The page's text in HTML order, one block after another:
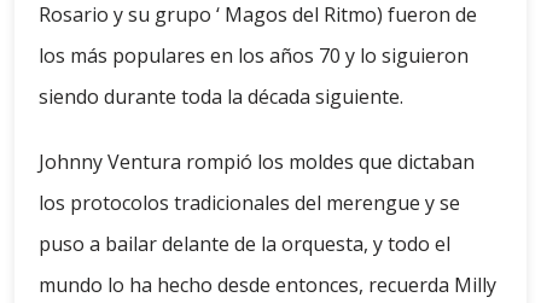
Rosario y su grupo ‘ Magos del Ritmo) fueron de
los más populares en los años 70 y lo siguieron
siendo durante toda la década siguiente.
Johnny Ventura rompió los moldes que dictaban
los protocolos tradicionales del merengue y se
puso a bailar delante de la orquesta, y todo el
mundo lo ha hecho desde entonces, recuerda Milly